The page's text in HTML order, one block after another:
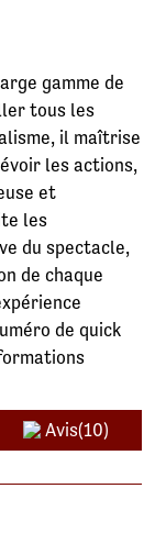
gamme de
tous les
il maîtrise
les actions,
et
les
du spectacle,
de chaque
de quick
Avis(10)